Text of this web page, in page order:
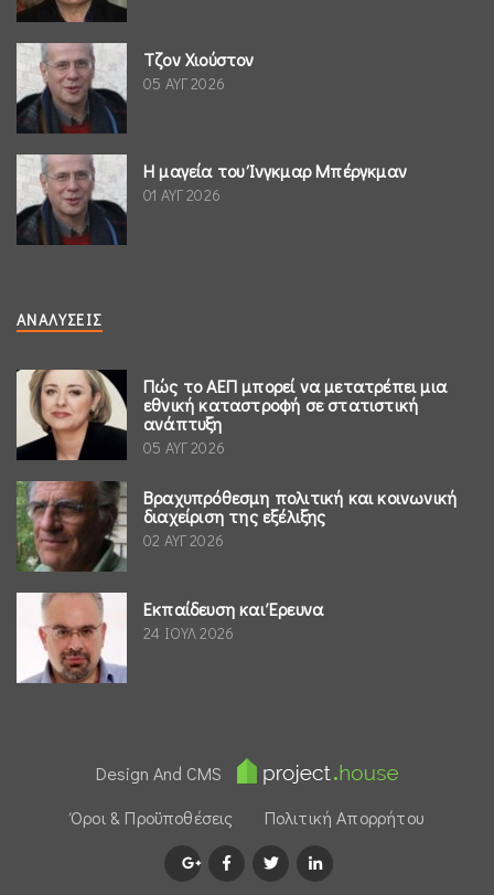
Τζον Χιούστον
05 ΑΥΓ 2026
Η μαγεία του Ίνγκμαρ Μπέργκμαν
01 ΑΥΓ 2026
ΑΝΑΛΎΣΕΙΣ
Πώς το ΑΕΠ μπορεί να μετατρέπει μια
εθνική καταστροφή σε στατιστική
ανάπτυξη
05 ΑΥΓ 2026
Βραχυπρόθεσμη πολιτική και κοινωνική
διαχείριση της εξέλιξης
02 ΑΥΓ 2026
Εκπαίδευση και Έρευνα
24 ΙΟΥΛ 2026
Design And CMS
Όροι & Προϋποθέσεις
Πολιτική Απορρήτου